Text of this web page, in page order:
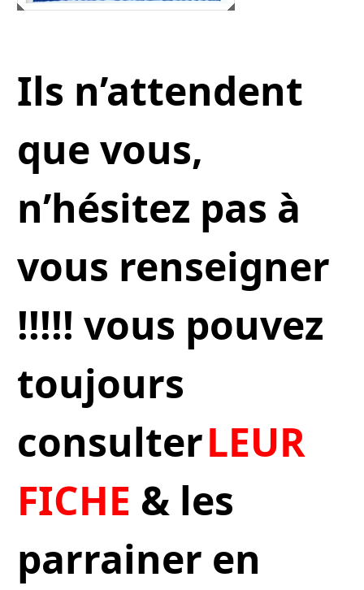
Ils n’attendent
que vous,
n’hésitez pas à
vous renseigner
!!!!! vous pouvez
toujours
consulterLEUR
FICHE & les
parrainer en